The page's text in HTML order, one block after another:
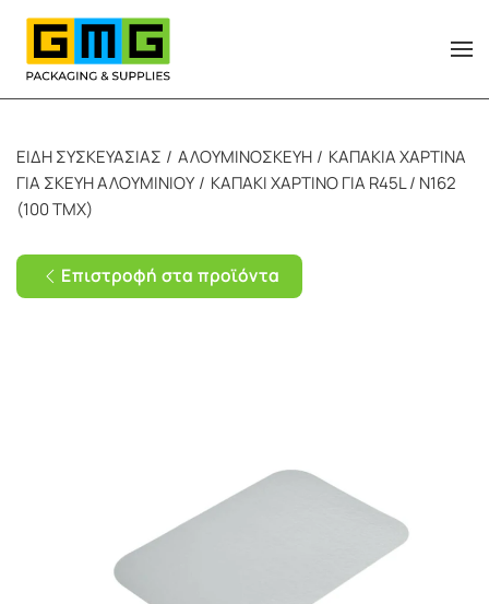
Skip to main content
ΕΙΔΗ ΣΥΣΚΕΥΑΣΙΑΣ ΑΛΟΥΜΙΝΟΣΚΕΥΗ
ΚΑΠΑΚΙΑ ΧΑΡΤΙΝΑ
ΓΙΑ ΣΚΕΥΗ ΑΛΟΥΜΙΝΙΟΥ
ΚΑΠΑΚΙ ΧΑΡΤΙΝΟ ΓΙΑ R45L / Ν162
(100 TMX)
Επιστροφή στα προϊόντα